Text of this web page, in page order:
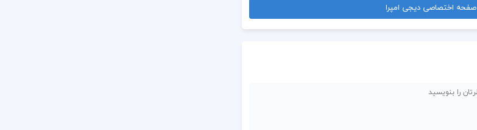
صفحه اختصاصی دیجی امپرا